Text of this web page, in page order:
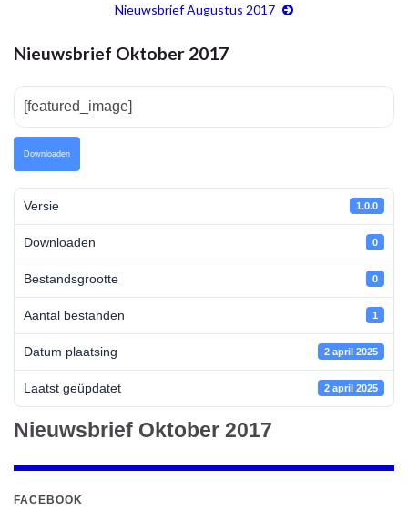
Nieuwsbrief Augustus 2017
Nieuwsbrief Oktober 2017
[featured_image]
Downloaden
Versie 1.0.0
Downloaden 0
Bestandsgrootte 0
Aantal bestanden 1
Datum plaatsing 2 april 2025
Laatst geüpdatet 2 april 2025
Nieuwsbrief Oktober 2017
FACEBOOK